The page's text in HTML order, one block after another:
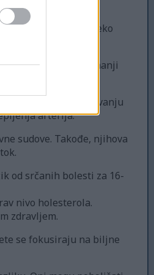
veliku ulogu u
pratila je preko
su imali 21% manji
pomažu u snižavanju
arterija.
sudove. Takođe, njihova
od srčanih bolesti za 16-
nivo holesterola.
zdravljem.
se fokusiraju na biljne